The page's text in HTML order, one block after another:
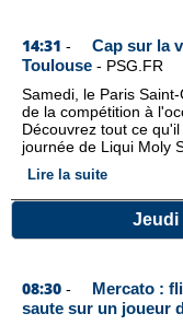
14:31 -
Cap sur la
Toulouse - PSG.FR
Samedi, le Paris
de la compétition à
Découvrez tout ce
journée de Liqui Moly
Lire la suite
Jeudi
08:30 -
Mercato :
saute sur un joueur